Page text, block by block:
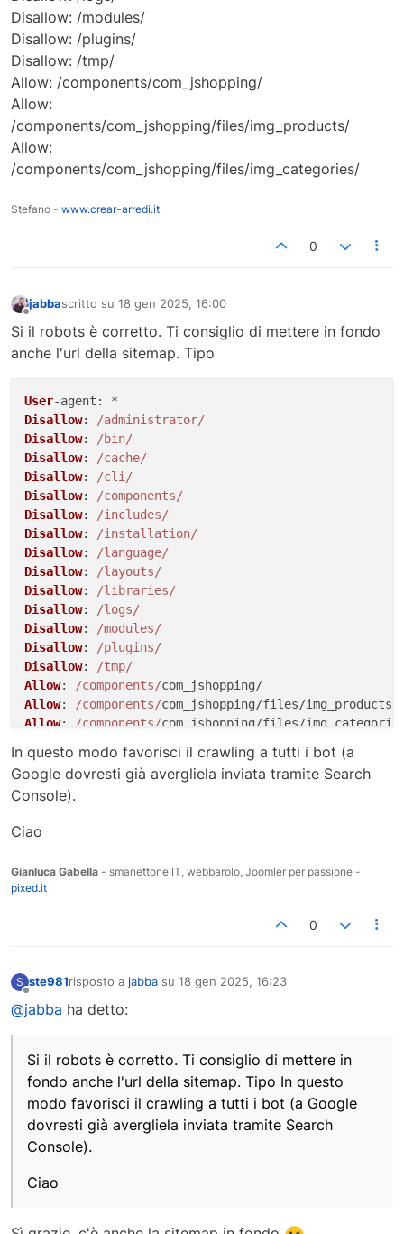
Disallow: /modules/
Disallow: /plugins/
Disallow: /tmp/
Allow: /components/com_jshopping/
Allow:
/components/com_jshopping/files/img_products/
Allow:
/components/com_jshopping/files/img_categories/
Stefano - www.crear-arredi.it
0
jabbascritto su 18 gen 2025, 16:00
ultima modifica di
Si il robots è corretto. Ti consiglio di mettere in fondo
anche l'url della sitemap. Tipo
User-agent
Disallow:
/administrator/
Disallow:
/bin/
Disallow:
/cache/
Disallow:
/cli/
Disallow:
/components/
Disallow:
/includes/
Disallow:
/installation/
Disallow:
/language/
Disallow:
/layouts/
Disallow:
/libraries/
Disallow:
/logs/
Disallow:
/modules/
Disallow:
/plugins/
Disallow:
/tmp/
Allow: /components/
Allow: /components/
Allow: /components/com_jshopping/files/
Sitemap : https://www.urldelsito.ext/sitemap.xml
In questo modo favorisci il crawling a tutti i bot (a
Google dovresti già avergliela inviata tramite Search
Console).
Ciao
Gianluca Gabella - smanettone IT, webbarolo, Joomler per passione -
pixed.it
0
S ste981risposto a jabba su 18 gen 2025, 16:23
ultima modifica di
@jabba ha detto:
Si il robots è corretto. Ti consiglio di mettere in
fondo anche l'url della sitemap. Tipo In questo
modo favorisci il crawling a tutti i bot (a Google
dovresti già avergliela inviata tramite Search
Console).
Ciao